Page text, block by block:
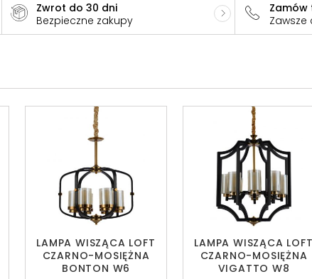
Zwrot do 30 dni
Bezpieczne zakupy
Zamów
LAMPA WISZĄCA LOFT
CZARNO-MOSIĘŻNA
BONTON W6
LAMPA WISZĄCA LOFT
CZARNO-MOSIĘŻNA
VIGATTO W8